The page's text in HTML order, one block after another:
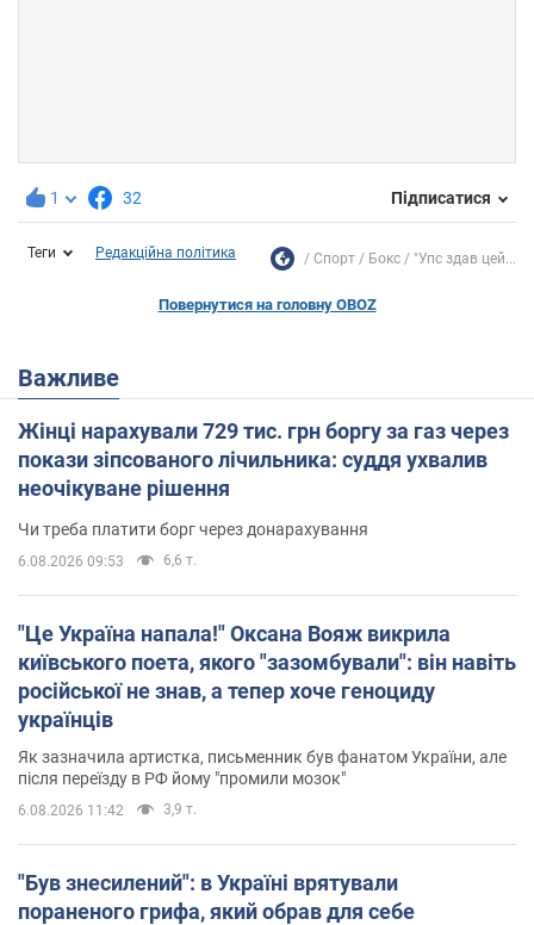
1 32 Підписатися
Теги Редакційна політика Спорт Бокс "Упс здав цей...
Повернутися на головну OBOZ
Важливе
Жінці нарахували 729 тис. грн боргу за газ через
покази зіпсованого лічильника: суддя ухвалив
неочікуване рішення
Чи треба платити борг через донарахування
6.08.2026 09:53 6,6 т.
"Це Україна напала!" Оксана Вояж викрила
київського поета, якого "зазомбували": він навіть
російської не знав, а тепер хоче геноциду
українців
Як зазначила артистка, письменник був фанатом України, але
після переїзду в РФ йому "промили мозок"
6.08.2026 11:42 3,9 т.
"Був знесилений": в Україні врятували
пораненого грифа, який обрав для себе